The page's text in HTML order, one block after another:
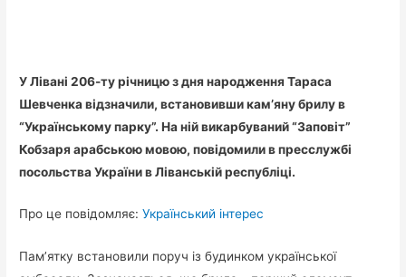
У Лівані 206-ту річницю з дня народження Тараса
Шевченка відзначили, встановивши кам’яну брилу в
“Українському парку”. На ній викарбуваний “Заповіт”
Кобзаря арабською мовою, повідомили в пресслужбі
посольства України в Ліванській республіці.
Про це повідомляє:Український інтерес
Пам’ятку встановили поруч із будинком української